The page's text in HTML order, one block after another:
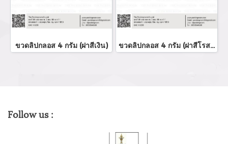
ขวดลิปกลอส 4 กรัม (ฝาสีเงิน) ขวดลิปกลอส 4 กรัม (ฝาสีโรสโกล์ด)
Follow us :